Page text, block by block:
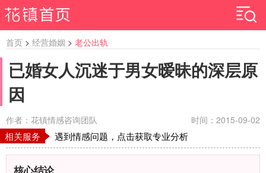
首页 > 经营婚姻 > 老公出轨
已婚女人沉迷于男女暧昧的深层原
因
作者：花镇情感咨询团队 时间：2015-09-02
相关服务 遇到情感问题，点击获取专业分析